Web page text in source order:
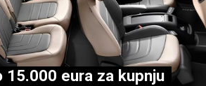
15.000 eura za kupnju